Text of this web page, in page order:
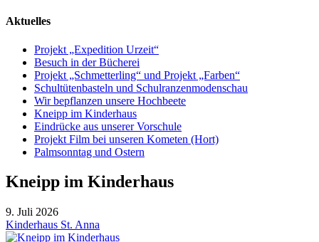
Aktuelles
Projekt „Expedition Urzeit“
Besuch in der Bücherei
Projekt „Schmetterling“ und Projekt „Farben“
Schultütenbasteln und Schulranzenmodenschau
Wir bepflanzen unsere Hochbeete
Kneipp im Kinderhaus
Eindrücke aus unserer Vorschule
Projekt Film bei unseren Kometen (Hort)
Palmsonntag und Ostern
Kneipp im Kinderhaus
9. Juli 2026
Kinderhaus St. Anna